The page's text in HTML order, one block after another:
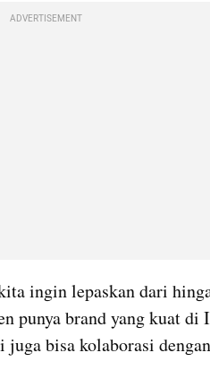
ADVERTISEMENT
ingin lepaskan dari
punya brand yang kuat di
bisa kolaborasi